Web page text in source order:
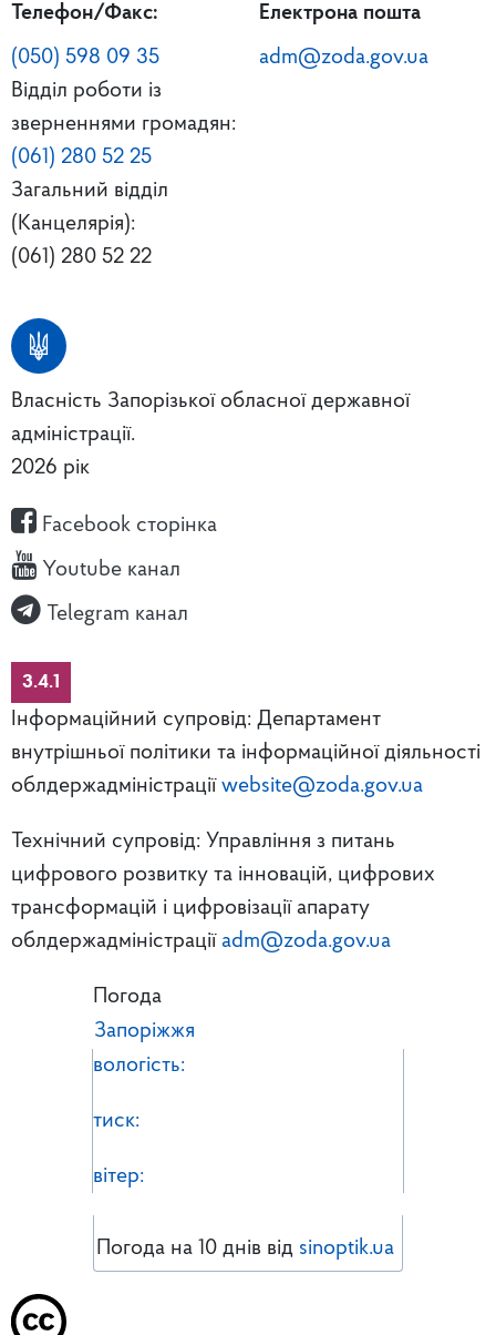
Телефон/Факс:
(050) 598 09 35
Відділ роботи із
зверненнями громадян:
(061) 280 52 25
Загальний відділ
(Канцелярія):
(061) 280 52 22
Електрона пошта
adm@zoda.gov.ua
Власність Запорізької обласної державної
адміністрації.
2026 рік
Facebook сторінка
Youtube канал
Telegram канал
3.4.1
Інформаційний супровід: Департамент
внутрішньої політики та інформаційної діяльності
облдержадміністрації website@zoda.gov.ua
Технічний супровід: Управління з питань
цифрового розвитку та інновацій, цифрових
трансформацій і цифровізації апарату
облдержадміністрації adm@zoda.gov.ua
Погода
Запоріжжя
вологість:
тиск:
вітер:
Погода на 10 днів від sinoptik.ua